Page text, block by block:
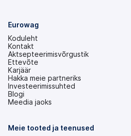
Eurowag
Koduleht
Kontakt
Aktsepteerimisvõrgustik
Ettevõte
Karjäär
Hakka meie partneriks
Investeerimissuhted
(avaneb
uuel
Blogi
Meedia jaoks
Meie tooted ja teenused